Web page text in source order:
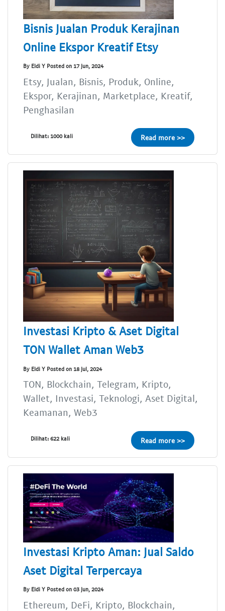
Bisnis Jualan Produk Kerajinan
Online Ekspor Kreatif Etsy
By Eldi Y Posted on 17 Jun, 2024
Etsy, Jualan, Bisnis, Produk, Online,
Ekspor, Kerajinan, Marketplace, Kreatif,
Penghasilan
Dilihat: 1000 kali Read more >>
Investasi Kripto & Aset Digital
TON Wallet Aman Web3
By Eldi Y Posted on 18 Jul, 2024
TON, Blockchain, Telegram, Kripto,
Wallet, Investasi, Teknologi, Aset Digital,
Keamanan, Web3
Dilihat: 622 kali Read more >>
Investasi Kripto Aman: Jual Saldo
Aset Digital Terpercaya
By Eldi Y Posted on 03 Jun, 2024
Ethereum, DeFi, Kripto, Blockchain,